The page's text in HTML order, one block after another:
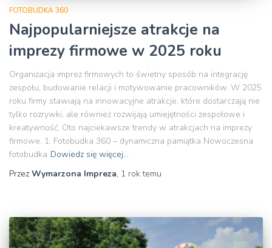
FOTOBUDKA 360
Najpopularniejsze atrakcje na
imprezy firmowe w 2025 roku
Organizacja imprez firmowych to świetny sposób na integrację
zespołu, budowanie relacji i motywowanie pracowników. W 2025
roku firmy stawiają na innowacyjne atrakcje, które dostarczają nie
tylko rozrywki, ale również rozwijają umiejętności zespołowe i
kreatywność. Oto najciekawsze trendy w atrakcjach na imprezy
firmowe. 1. Fotobudka 360 – dynamiczna pamiątka Nowoczesna
fotobudka Dowiedz się więcej…
Przez Wymarzona Impreza, 1 roktemu